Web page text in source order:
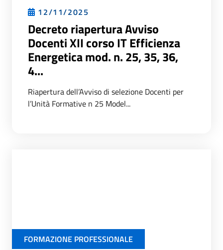
12/11/2025
Decreto riapertura Avviso
Docenti XII corso IT Efficienza
Energetica mod. n. 25, 35, 36,
4...
Riapertura dell’Avviso di selezione Docenti per
l’Unità Formative n 25 Model...
FORMAZIONE PROFESSIONALE